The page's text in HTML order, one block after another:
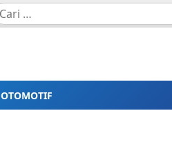
OTOMOTIF